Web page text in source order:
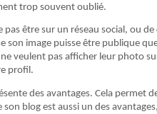
trop souvent oublié.
être sur un réseau social, ou
son image puisse être publique
veulent pas afficher leur photo
profil.
des avantages. Cela permet
blog est aussi un des